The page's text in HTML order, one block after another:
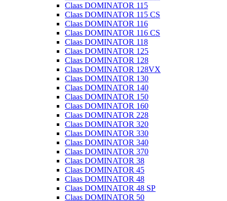
Claas DOMINATOR 115
Claas DOMINATOR 115 CS
Claas DOMINATOR 116
Claas DOMINATOR 116 CS
Claas DOMINATOR 118
Claas DOMINATOR 125
Claas DOMINATOR 128
Claas DOMINATOR 128VX
Claas DOMINATOR 130
Claas DOMINATOR 140
Claas DOMINATOR 150
Claas DOMINATOR 160
Claas DOMINATOR 228
Claas DOMINATOR 320
Claas DOMINATOR 330
Claas DOMINATOR 340
Claas DOMINATOR 370
Claas DOMINATOR 38
Claas DOMINATOR 45
Claas DOMINATOR 48
Claas DOMINATOR 48 SP
Claas DOMINATOR 50